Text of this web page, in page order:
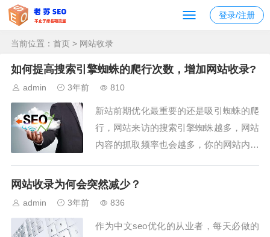
登录/注册
当前位置： 首页 > 网站收录
如何提高搜索引擎蜘蛛的爬行次数，增加网站收录?
admin 3年前 810
新站前期优化最重要的还是吸引蜘蛛的爬
行，网站来访的搜索引擎蜘蛛越多，网站
内容的抓取频率也会越多，你的网站内容
的收录和排名。就像曾经的一名seo优化
有排名。三是有收录，有排名。作为新
网站收录为何会突然减少？
admin 3年前 836
作为中文seo优化的从业者，每天必做的